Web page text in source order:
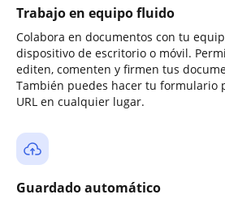
Trabajo en equipo fluido
Colabora en documentos con tu
dispositivo de escritorio o móvil.
editen, comenten y firmen tus
También puedes hacer tu formulario
URL en cualquier lugar.
Guardado automático